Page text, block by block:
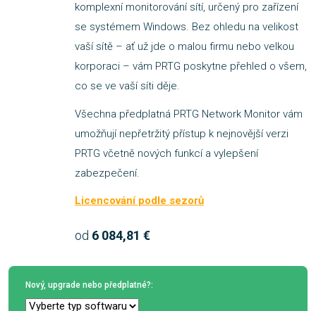
komplexní monitorování sítí, určený pro zařízení
se systémem Windows. Bez ohledu na velikost
vaší sítě – ať už jde o malou firmu nebo velkou
korporaci – vám PRTG poskytne přehled o všem,
co se ve vaší síti děje.
Všechna předplatná PRTG Network Monitor vám
umožňují nepřetržitý přístup k nejnovější verzi
PRTG včetně nových funkcí a vylepšení
zabezpečení.
Licencování podle sezorů
od 6 084,81 €
Nový, upgrade nebo předplatné?: